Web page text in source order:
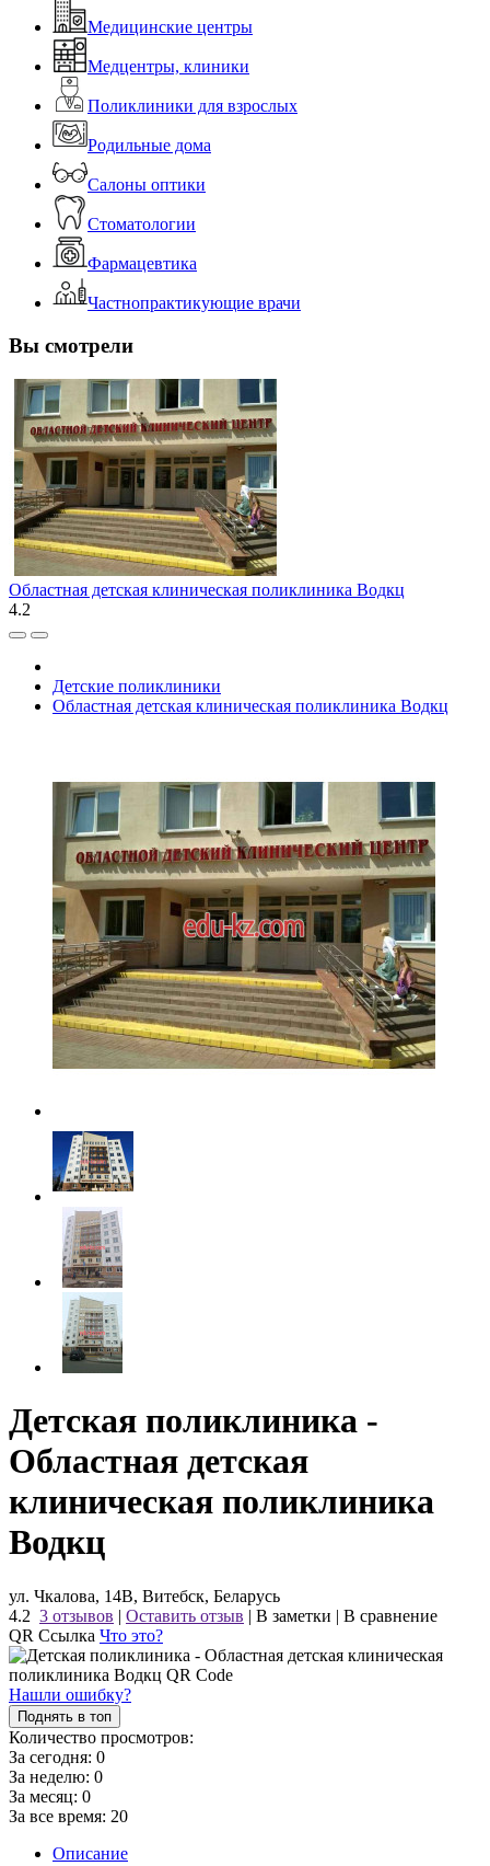
Медицинские центры
Медцентры, клиники
Поликлиники для взрослых
Родильные дома
Салоны оптики
Стоматологии
Фармацевтика
Частнопрактикующие врачи
Вы смотрели
Областная детская клиническая поликлиника Водкц
4.2
Детские поликлиники
Областная детская клиническая поликлиника Водкц
Детская поликлиника -
Областная детская
клиническая поликлиника
Водкц
ул. Чкалова, 14В, Витебск, Беларусь
4.2 3 отзывов | Оставить отзыв | В заметки | В сравнение
QR Ссылка Что это?
Нашли ошибку?
Поднять в топ
Количество просмотров:
За сегодня: 0
За неделю: 0
За месяц: 0
За все время: 20
Описание